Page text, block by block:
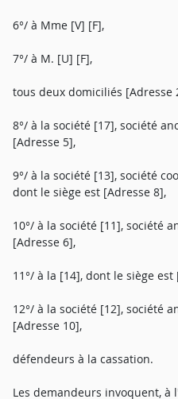
6°/ à Mme [V] [F],
7°/ à M. [U] [F],
tous deux domiciliés [Adresse
8°/ à la société [17], société
[Adresse 5],
9°/ à la société [13], société
dont le siège est [Adresse 8],
10°/ à la société [11], société
[Adresse 6],
11°/ à la [14], dont le siège est
12°/ à la société [12], société
[Adresse 10],
défendeurs à la cassation.
Les demandeurs invoquent,